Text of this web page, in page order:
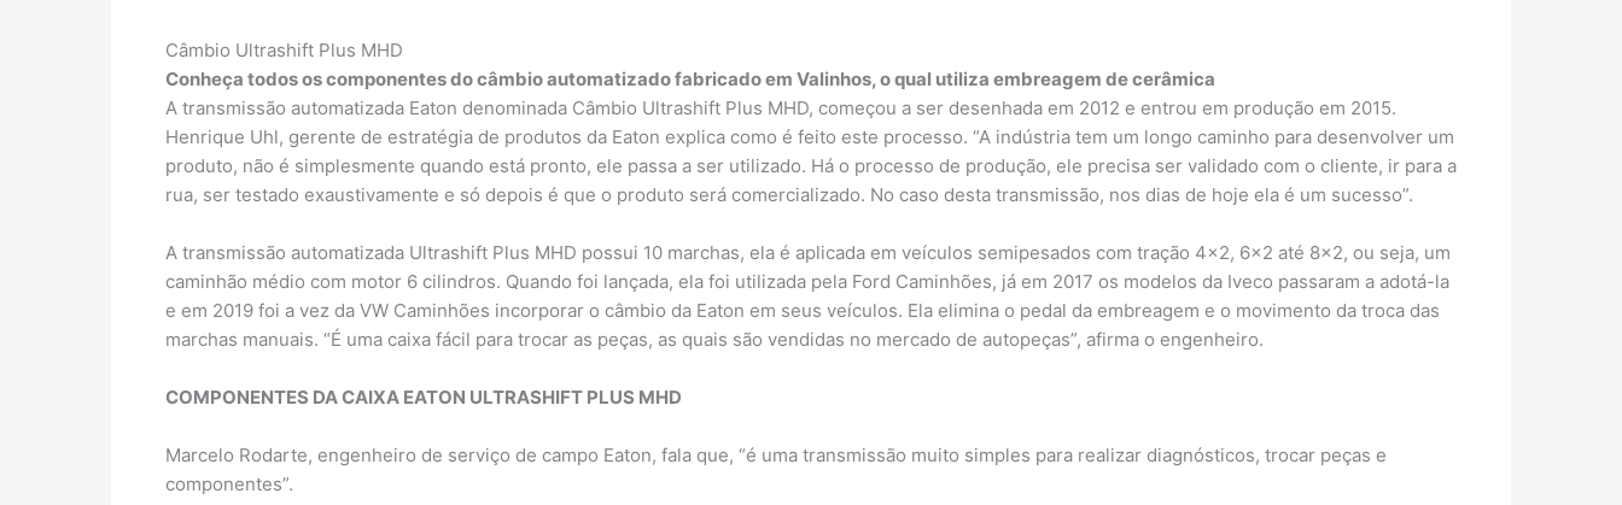
Câmbio Ultrashift Plus MHD
Conheça todos os componentes do câmbio automatizado fabricado em Valinhos, o qual utiliza embreagem de cerâmica
A transmissão automatizada Eaton denominada Câmbio Ultrashift Plus MHD, começou a ser desenhada em 2012 e entrou em produção em 2015.
Henrique Uhl, gerente de estratégia de produtos da Eaton explica como é feito este processo. “A indústria tem um longo caminho para desenvolver um
produto, não é simplesmente quando está pronto, ele passa a ser utilizado. Há o processo de produção, ele precisa ser validado com o cliente, ir para a
rua, ser testado exaustivamente e só depois é que o produto será comercializado. No caso desta transmissão, nos dias de hoje ela é um sucesso”.
A transmissão automatizada Ultrashift Plus MHD possui 10 marchas, ela é aplicada em veículos semipesados com tração 4×2, 6×2 até 8×2, ou seja, um
caminhão médio com motor 6 cilindros. Quando foi lançada, ela foi utilizada pela Ford Caminhões, já em 2017 os modelos da Iveco passaram a adotá-la
e em 2019 foi a vez da VW Caminhões incorporar o câmbio da Eaton em seus veículos. Ela elimina o pedal da embreagem e o movimento da troca das
marchas manuais. “É uma caixa fácil para trocar as peças, as quais são vendidas no mercado de autopeças”, afirma o engenheiro.
COMPONENTES DA CAIXA EATON ULTRASHIFT PLUS MHD
Marcelo Rodarte, engenheiro de serviço de campo Eaton, fala que, “é uma transmissão muito simples para realizar diagnósticos, trocar peças e
componentes”.